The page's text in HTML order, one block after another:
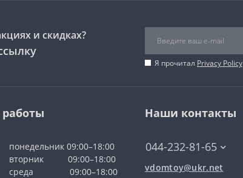
и скидках?
Я прочитал Privacy Policy
понедельник 09:00–18:00
вторник 09:00–18:00
среда 09:00–18:00
Наши контакты
044-232-81-65
vdomtoy@ukr.net